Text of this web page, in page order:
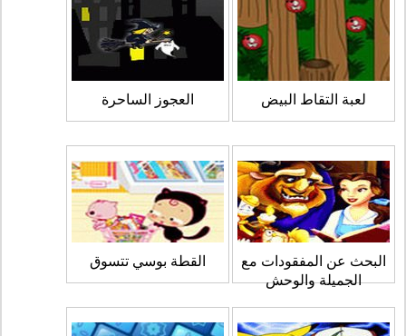
لعبة التقاط البيض العجوز الساحرة
البحث عن المفقودات مع
الجميلة والوحش
القطة بوسي تتسوق